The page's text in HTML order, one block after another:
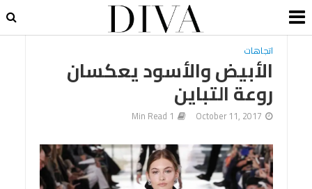
اتجاهات
الأبيض والأسود يعكسان
روعة التباين
October 11, 2017
1 Min Read